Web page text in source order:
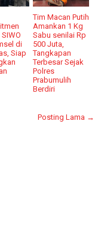
di
Siap
Tim Macan Putih
Amankan 1 Kg
Sabu senilai Rp
500 Juta,
Tangkapan
Terbesar Sejak
Polres
Prabumulih
Berdiri
Posting Lama →